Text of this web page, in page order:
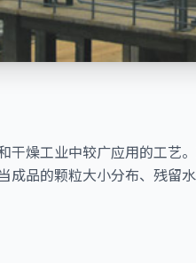
干燥工业中较广应用的工艺
成品的颗粒大小分布、残留